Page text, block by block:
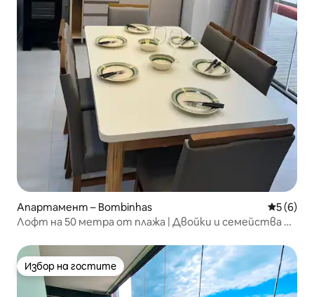
Апартамент – Bombinhas Средна
5 (6)
Лофт на 50 метра от плажа | Двойки и семейства до
Избор на гостите
Избор на гостите